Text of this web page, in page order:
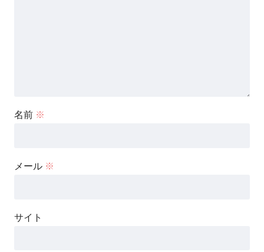
名前 ※
メール ※
サイト